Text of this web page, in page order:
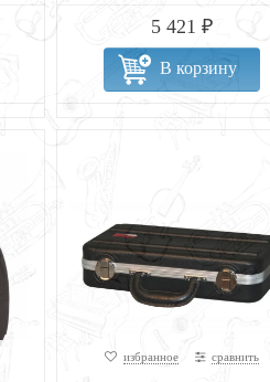
5 421 ₽
В корзину
избранное сравнить